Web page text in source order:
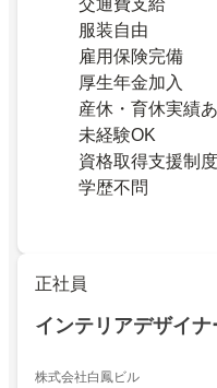
服装自由
雇用保険完備
厚生年金加入
産休・育休実績
未経験OK
資格取得支援制度
学歴不問
正社員
インテリアデザイ
株式会社白鳳ビル